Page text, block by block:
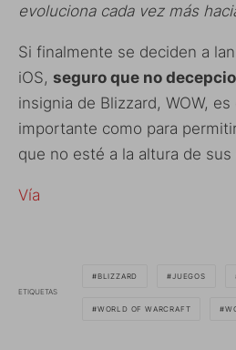
evoluciona cada vez más
Si finalmente se deciden a
iOS, seguro que no
insignia de Blizzard, WOW, es
importante como para
que no esté a la altura de
Vía
ETIQUETAS
BLIZZARD JUEGOS
WORLD OF WARCRAFT